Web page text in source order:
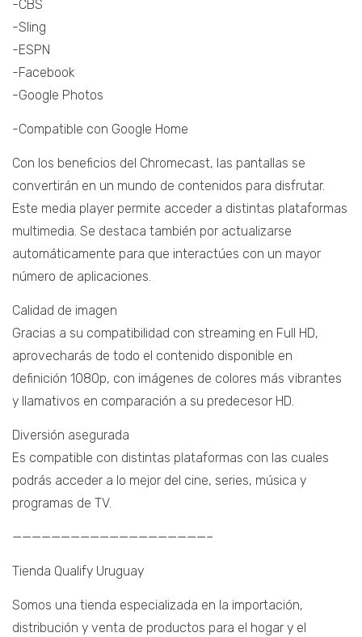
-CBS
-Sling
-ESPN
-Facebook
-Google Photos
-Compatible con Google Home
Con los beneficios del Chromecast, las pantallas se
convertirán en un mundo de contenidos para disfrutar.
Este media player permite acceder a distintas plataformas
multimedia. Se destaca también por actualizarse
automáticamente para que interactúes con un mayor
número de aplicaciones.
Calidad de imagen
Gracias a su compatibilidad con streaming en Full HD,
aprovecharás de todo el contenido disponible en
definición 1080p, con imágenes de colores más vibrantes
y llamativos en comparación a su predecesor HD.
Diversión asegurada
Es compatible con distintas plataformas con las cuales
podrás acceder a lo mejor del cine, series, música y
programas de TV.
————————————————————–
Tienda Qualify Uruguay
Somos una tienda especializada en la importación,
distribución y venta de productos para el hogar y el